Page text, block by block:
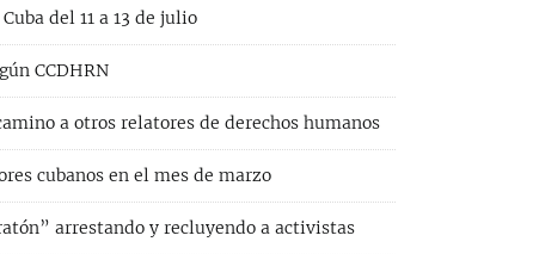
del 11 a 13 de julio
CCDHRN
a otros relatores de derechos humanos
cubanos en el mes de marzo
arrestando y recluyendo a activistas